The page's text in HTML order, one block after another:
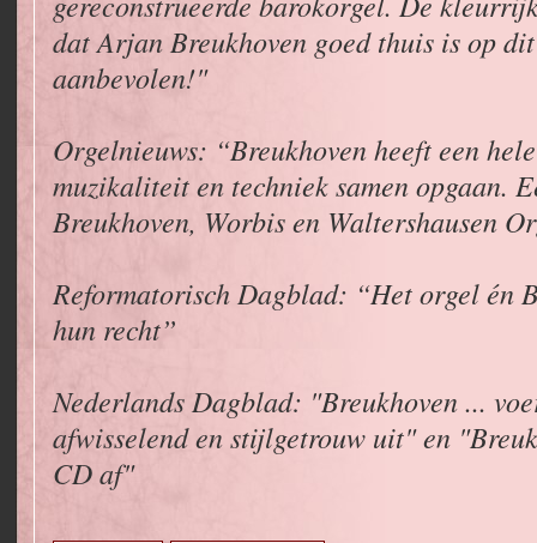
dat Arjan Breukhoven goed thuis is op
aanbevolen!"
Orgelnieuws: “Breukhoven heeft een
muzikaliteit en techniek samen opgaan.
Breukhoven, Worbis en Waltershausen
Reformatorisch Dagblad: “Het orgel én
hun recht”
Nederlands Dagblad: "Breukhoven ...
afwisselend en stijlgetrouw uit" en
CD af"